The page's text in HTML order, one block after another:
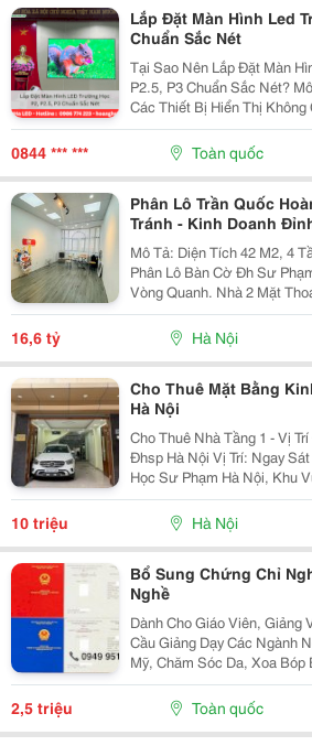
Lắp Đặt Màn Hình Led
Chuẩn Sắc Nét
Tại Sao Nên Lắp Đặt Màn
P2.5, P3 Chuẩn Sắc Nét? Môi Trường Sư Phạm Đòi Hỏi
Các Thiết Bị Hiển Thị Không
Phải Đảm Bảo Sức Khỏe
Viên. Việc Lắp Đặt Màn
0844 *** *** Toàn quốc
Phân Lô Trần Quốc
Tránh - Kinh Doanh
21Tr/Tháng
Mô Tả: Diện Tích 42 M2, 4
Phân Lô Bàn Cờ Đh Sư
Vòng Quanh. Nhà 2 Mặt
Thuê 21Tr/Tháng. Phù Hợp
16,6 tỷ Hà Nội
Cho Thuê Mặt Bằng
Hà Nội
Cho Thuê Nhà Tầng 1 - Vị
Đhsp Hà Nội Vị Trí: Ngay Sát Khu Ký Túc Xá Trường Đại
Học Sư Phạm Hà Nội, Khu
Và Cực Kỳ Đông Đúc Sinh Viên. Diện Tích:
Ích: Có Sẵn Điều Hòa, Vệ
10 triệu Hà Nội
Bổ Sung Chứng Chỉ
Nghề
Dành Cho Giáo Viên, Giảng
Cầu Giảng Dạy Các Ngành
Mỹ, Chăm Sóc Da, Xoa
Chế, Ngoại Ngữ... Học Online Khai Giảng Tháng 06 Học
2,5 triệu Toàn quốc